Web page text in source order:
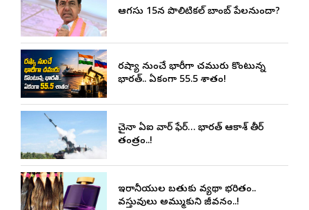
ఆగస్టు 15న పొలిటికల్ బాంబ్ పేలనుందా?
రష్యా నుంచే భారీగా చమురు కొంటున్న
భారత్.. ఏకంగా 55.5 శాతం!
చైనా ఏఐ వార్ ఫేర్… భారత్ ఆకాశ్ తీర్
తంత్రం..!
ఇరానీయుల బతుకు వ్యథా భరితం..
వస్తువులు అమ్ముకుని జీవనం..!